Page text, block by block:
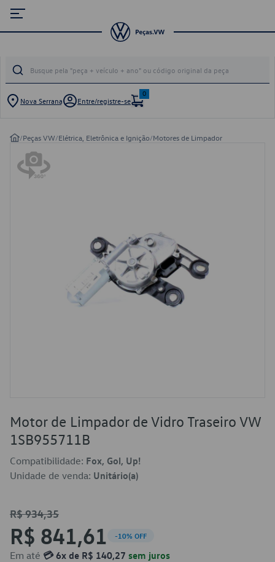
Nova Serrana Entre/registre-se
0
/Peças VW/Elétrica, Eletrônica e Ignição/Motores de Limpador
Motor de Limpador de Vidro Traseiro VW
1SB955711B
Compatibilidade: Fox, Gol, Up!
Unidade de venda: Unitário(a)
R$ 934,35
R$ 841,61 -10% OFF
Em até 💳 6x de R$ 140,27 sem juros